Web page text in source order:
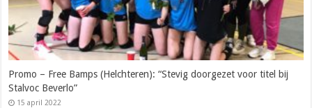
Promo – Free Bamps (Helchteren): “Stevig doorgezet voor titel bij
Stalvoc Beverlo”
15 april 2022